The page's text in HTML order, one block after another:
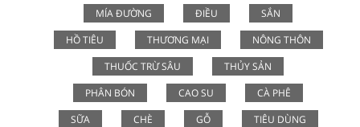
MÍA ĐƯỜNG
ĐIỀU
SẮN
HỒ TIÊU
THƯƠNG MẠI
NÔNG THÔN
THUỐC TRỪ SÂU
THỦY SẢN
PHÂN BÓN
CAO SU
CÀ PHÊ
SỮA
CHÈ GỖ
TIÊU DÙNG